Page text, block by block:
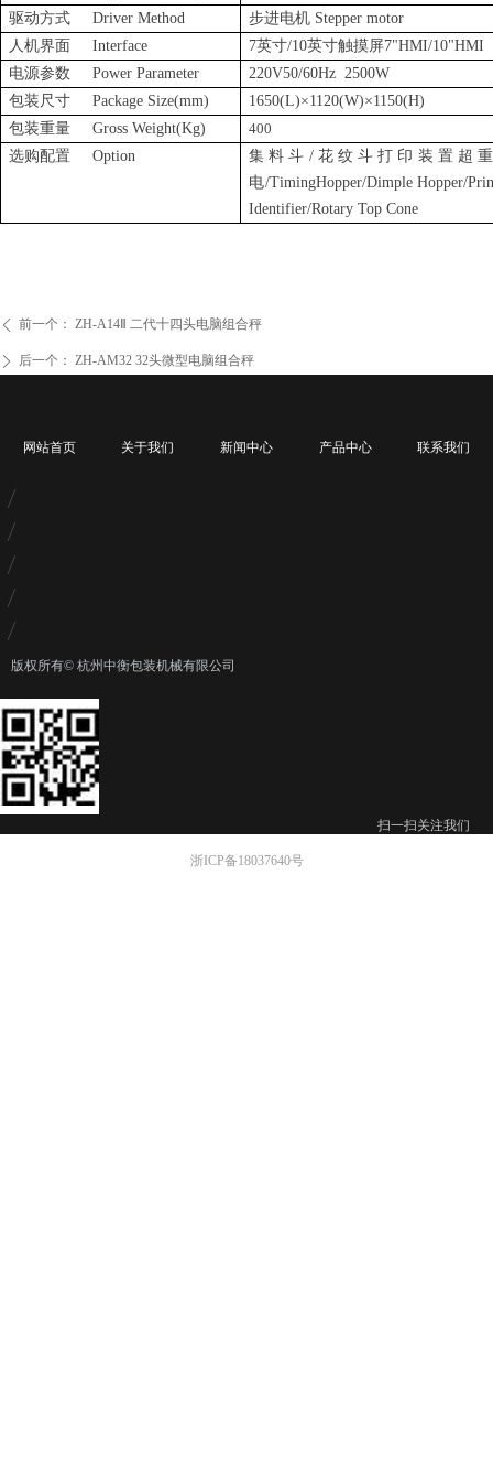
驱动方式 Driver Method 步进电机 Stepper motor
人机界面 Interface
7英寸/10英寸触摸屏7"HMI/10"HMI
电源参数 Power Parameter
220V50/60Hz 2500W
包装尺寸 Package Size(mm)
1650(L)×1120(W)×1150(H)
包装重量 Gross Weight(Kg)
400
选购配置 Option 集料斗 /花纹斗打印装置超
电/TimingHopper/Dimple Hopper/
Identifier/Rotary Top Cone
ꄴ 前一个： ZH-A14Ⅱ 二代十四头电脑组合秤
ꄲ 后一个： ZH-AM32 32头微型电脑组合秤
扫一扫关注我们
网站首页 关于我们 新闻中心 产品中心 联系我们
版权所有© 杭州中衡包装机械有限公司
浙ICP备18037640号